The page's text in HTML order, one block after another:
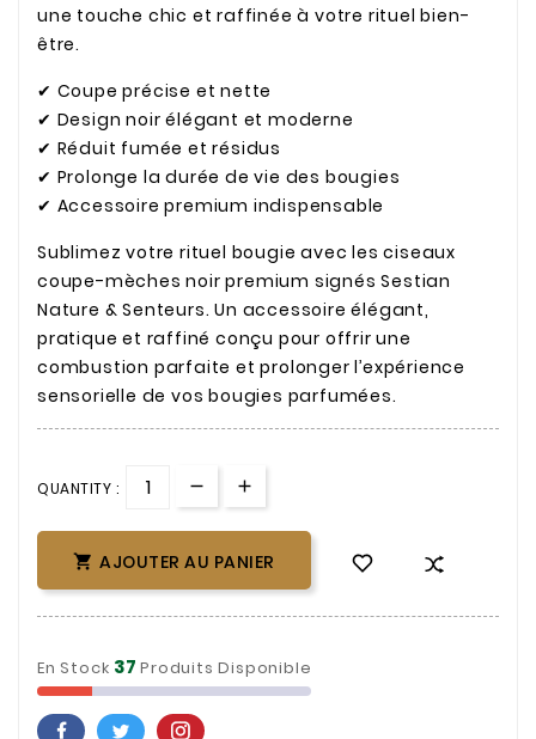
une touche chic et raffinée à votre rituel bien-
être.
✔ Coupe précise et nette
✔ Design noir élégant et moderne
✔ Réduit fumée et résidus
✔ Prolonge la durée de vie des bougies
✔ Accessoire premium indispensable
Sublimez votre rituel bougie avec les ciseaux
coupe-mèches noir premium signés Sestian
Nature & Senteurs. Un accessoire élégant,
pratique et raffiné conçu pour offrir une
combustion parfaite et prolonger l’expérience
sensorielle de vos bougies parfumées.
QUANTITY :
 AJOUTER AU PANIER
En Stock 37Produits Disponible